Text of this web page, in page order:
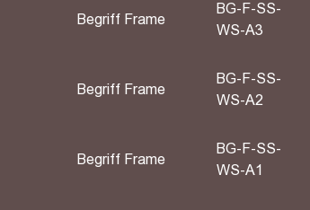
Begriff Frame
BG-F-SS-
WS-A3
Begriff Frame
BG-F-SS-
WS-A2
Begriff Frame
BG-F-SS-
WS-A1